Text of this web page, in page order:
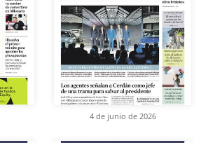
4 de junio de 2026